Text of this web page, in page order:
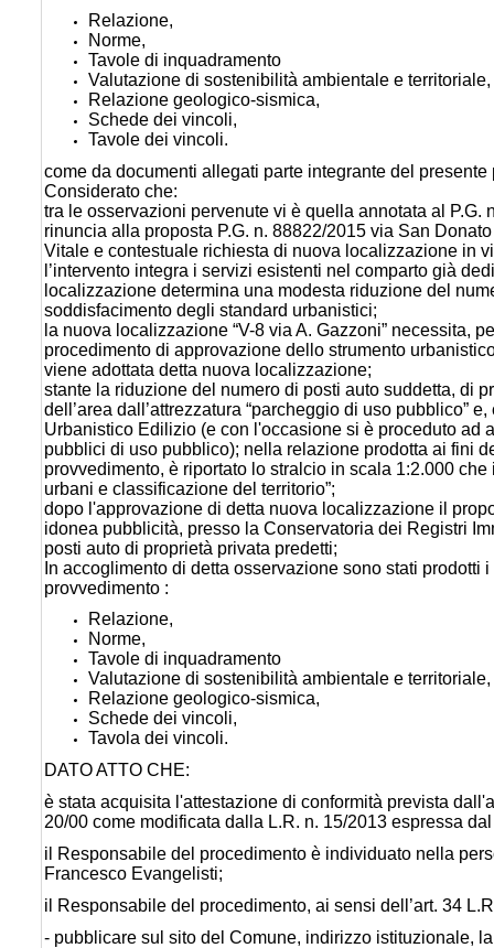
Relazione,
Norme,
Tavole di inquadramento
Valutazione di sostenibilità ambientale e territoriale,
Relazione geologico-sismica,
Schede dei vincoli,
Tavole dei vincoli.
come da documenti allegati parte integrante del presente
Considerato che:
tra le osservazioni pervenute vi è quella annotata al
rinuncia alla proposta P.G. n. 88822/2015 via San
Vitale e contestuale richiesta di nuova localizzazione in
l’intervento integra i servizi esistenti nel comparto già
localizzazione determina una modesta riduzione del
soddisfacimento degli standard urbanistici;
la nuova localizzazione “V-8 via A. Gazzoni” necessita,
procedimento di approvazione dello strumento
viene adottata detta nuova localizzazione;
stante la riduzione del numero di posti auto suddetta, di
dell’area dall’attrezzatura “parcheggio di uso pubblico”
Urbanistico Edilizio (e con l'occasione si è proceduto ad
pubblici di uso pubblico); nella relazione prodotta ai fini
provvedimento, è riportato lo stralcio in scala 1:2.000
urbani e classificazione del territorio”;
dopo l'approvazione di detta nuova localizzazione il
idonea pubblicità, presso la Conservatoria dei Registri
posti auto di proprietà privata predetti;
In accoglimento di detta osservazione sono stati
provvedimento :
Relazione,
Norme,
Tavole di inquadramento
Valutazione di sostenibilità ambientale e territoriale,
Relazione geologico-sismica,
Schede dei vincoli,
Tavola dei vincoli.
DATO ATTO CHE:
è stata acquisita l'attestazione di conformità prevista
20/00 come modificata dalla L.R. n. 15/2013 espressa
il Responsabile del procedimento è individuato nella
Francesco Evangelisti;
il Responsabile del procedimento, ai sensi dell’art. 34
- pubblicare sul sito del Comune, indirizzo istituzionale,